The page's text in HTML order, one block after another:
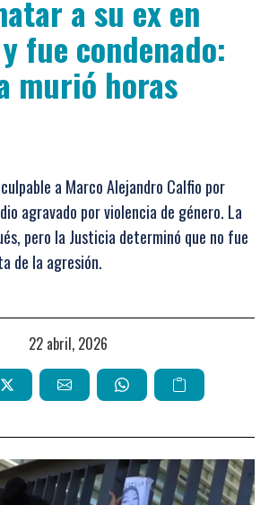
a su ex en
fue condenado:
murió horas
a Marco Alejandro Calfio por
agravado por violencia de género. La
pero la Justicia determinó que no fue
de la agresión.
22 abril, 2026